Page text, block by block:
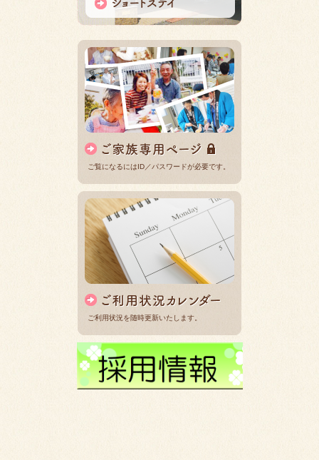
ご覧になるにはID／パスワードが必要です。
ご利用状況を随時更新いたします。